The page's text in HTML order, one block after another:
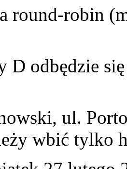
round-robin
D odbędzie
ul.
wbić tylko